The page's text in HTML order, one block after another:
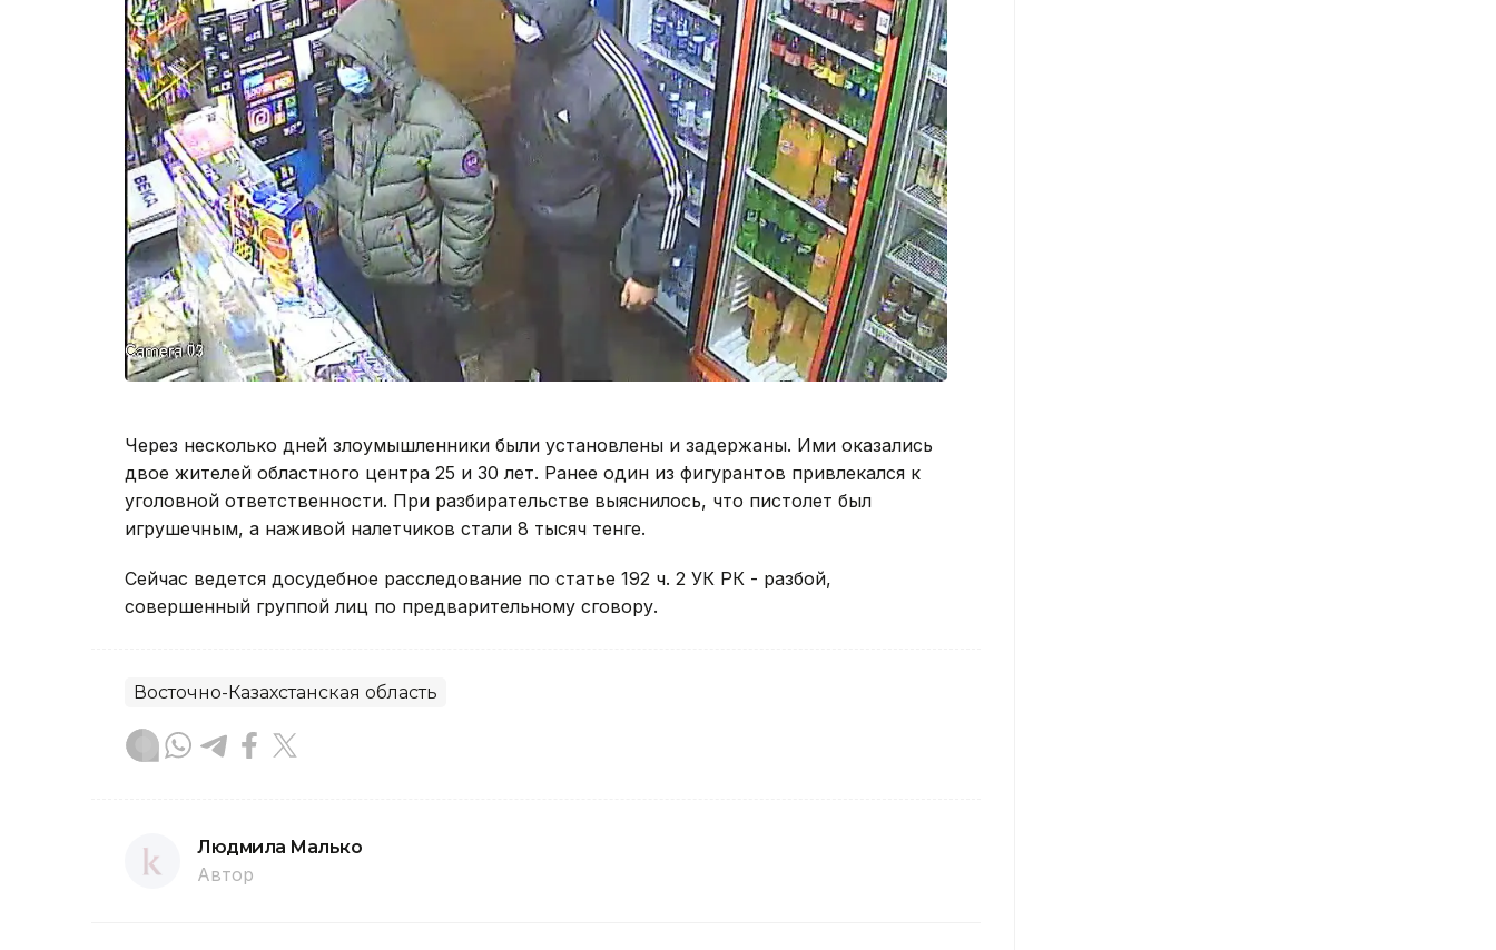
Через несколько дней злоумышленники были установлены и задержаны. Ими оказались
двое жителей областного центра 25 и 30 лет. Ранее один из фигурантов привлекался к
уголовной ответственности. При разбирательстве выяснилось, что пистолет был
игрушечным, а наживой налетчиков стали 8 тысяч тенге.
Сейчас ведется досудебное расследование по статье 192 ч. 2 УК РК - разбой,
совершенный группой лиц по предварительному сговору.
Восточно-Казахстанская область
Людмила Малько
Автор